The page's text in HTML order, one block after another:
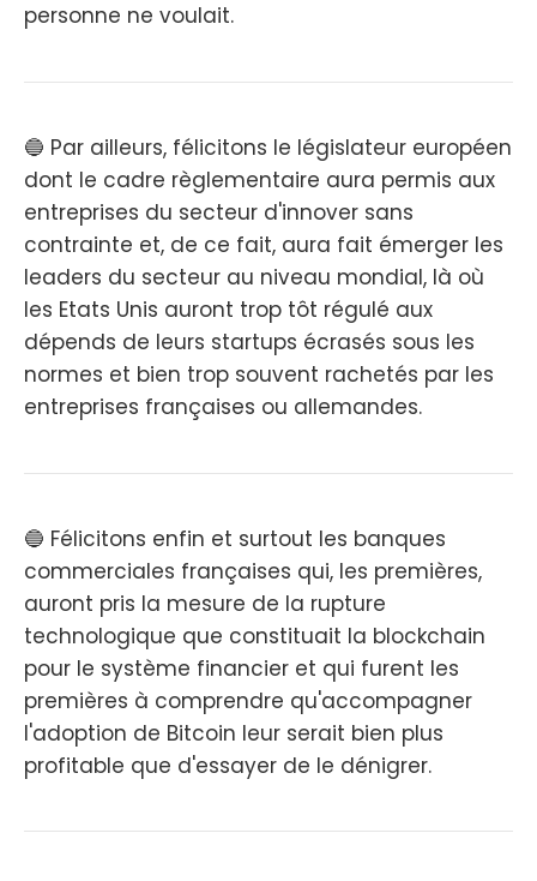
personne ne voulait.
🔵 Par ailleurs, félicitons le législateur européen
dont le cadre règlementaire aura permis aux
entreprises du secteur d'innover sans
contrainte et, de ce fait, aura fait émerger les
leaders du secteur au niveau mondial, là où
les Etats Unis auront trop tôt régulé aux
dépends de leurs startups écrasés sous les
normes et bien trop souvent rachetés par les
entreprises françaises ou allemandes.
🔵 Félicitons enfin et surtout les banques
commerciales françaises qui, les premières,
auront pris la mesure de la rupture
technologique que constituait la blockchain
pour le système financier et qui furent les
premières à comprendre qu'accompagner
l'adoption de Bitcoin leur serait bien plus
profitable que d'essayer de le dénigrer.